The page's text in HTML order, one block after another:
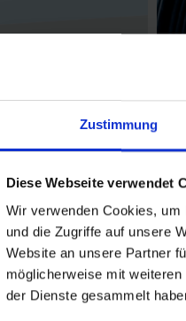
Zustimmung
Diese Webseite verwendet
Wir verwenden Cookies,
und die Zugriffe auf unsere
Website an unsere Partner
möglicherweise mit
der Dienste gesammelt
Nr. 19. Für
und gleichmäßiger